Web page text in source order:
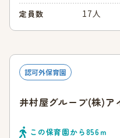
定員数 17人
認可外保育園
井村屋グループ(株)ア
この保育園から856ｍ